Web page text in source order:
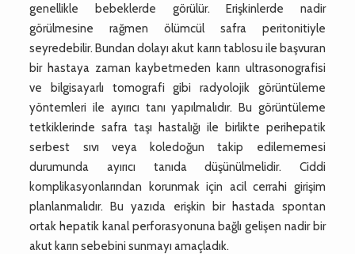
genellikle bebeklerde görülür. Erişkinlerde nadir
görülmesine rağmen ölümcül safra peritonitiyle
seyredebilir. Bundan dolayı akut karın tablosu ile başvuran
bir hastaya zaman kaybetmeden karın ultrasonografisi
ve bilgisayarlı tomografi gibi radyolojik görüntüleme
yöntemleri ile ayırıcı tanı yapılmalıdır. Bu görüntüleme
tetkiklerinde safra taşı hastalığı ile birlikte perihepatik
serbest sıvı veya koledoğun takip edilememesi
durumunda ayırıcı tanıda düşünülmelidir. Ciddi
komplikasyonlarından korunmak için acil cerrahi girişim
planlanmalıdır. Bu yazıda erişkin bir hastada spontan
ortak hepatik kanal perforasyonuna bağlı gelişen nadir bir
akut karın sebebini sunmayı amaçladık.